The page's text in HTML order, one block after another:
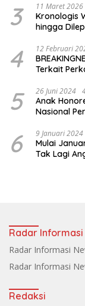
3 11 Maret 2026
Kronologis
hingga
4 12 Februari
Terkait
5 26 Juni 2024
Anak
Nasional
6 9 Januari 2024
Mulai
Tak Lagi
Radar Informasi
Radar Informasi
Radar Informasi
Redaksi